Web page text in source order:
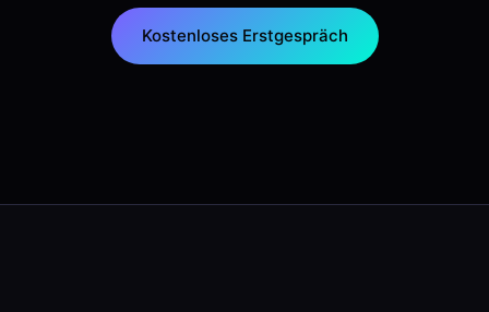
Kostenloses Erstgespräch